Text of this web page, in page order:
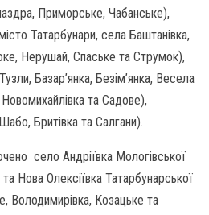
Приморське, Чабанське),
Татарбунари, села Баштанівка,
Нерушай, Спаське та Струмок),
Базар’янка, Безім’янка, Весела
та Садове),
Бритівка та Салгани).
село Андріївка Мологівської
Нова Олексіївка Татарбунарської
Володимирівка, Козацьке та